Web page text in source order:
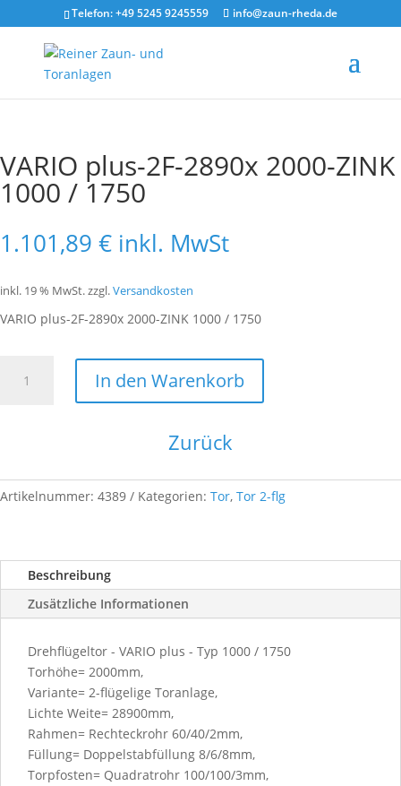
Telefon: +49 5245 9245559 info@zaun-rheda.de
Tor/Tor 2-flg
VARIO plus-2F-2890x 2000-ZINK
1000 / 1750
1.101,89 € inkl. MwSt
inkl. 19 % MwSt.zzgl.Versandkosten
VARIO plus-2F-2890x 2000-ZINK 1000 / 1750
plus-
1000
In den Warenkorb
Zurück
Artikelnummer: 4389 Kategorien: Tor, Tor 2-flg
Beschreibung
Zusätzliche Informationen
Drehflügeltor - VARIO plus - Typ 1000 / 1750
Torhöhe= 2000mm,
Variante= 2-flügelige Toranlage,
Lichte Weite= 28900mm,
Rahmen= Rechteckrohr 60/40/2mm,
Füllung= Doppelstabfüllung 8/6/8mm,
Torpfosten= Quadratrohr 100/100/3mm,